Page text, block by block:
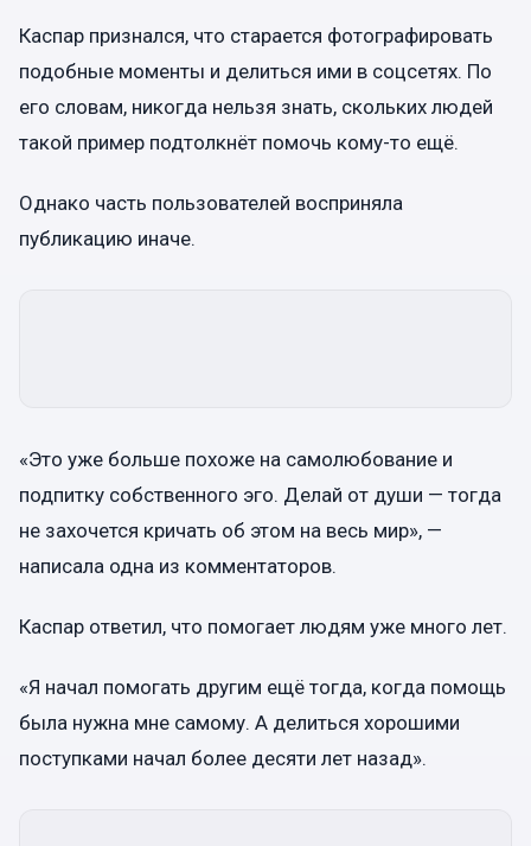
Каспар признался, что старается фотографировать
подобные моменты и делиться ими в соцсетях. По
его словам, никогда нельзя знать, скольких людей
такой пример подтолкнёт помочь кому-то ещё.
Однако часть пользователей восприняла
публикацию иначе.
«Это уже больше похоже на самолюбование и
подпитку собственного эго. Делай от души — тогда
не захочется кричать об этом на весь мир», —
написала одна из комментаторов.
Каспар ответил, что помогает людям уже много лет.
«Я начал помогать другим ещё тогда, когда помощь
была нужна мне самому. А делиться хорошими
поступками начал более десяти лет назад».